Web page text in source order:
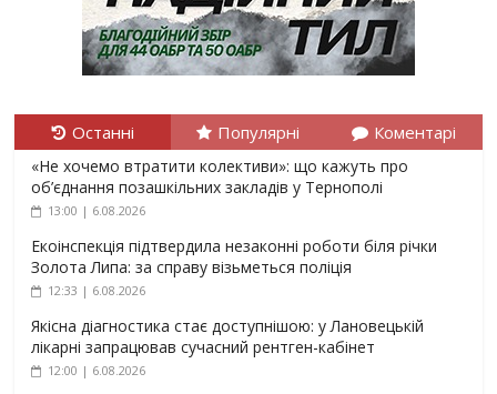
Останні Популярні Коментарі
«Не хочемо втратити колективи»: що кажуть про
об’єднання позашкільних закладів у Тернополі
13:00 | 6.08.2026
Екоінспекція підтвердила незаконні роботи біля річки
Золота Липа: за справу візьметься поліція
12:33 | 6.08.2026
Якісна діагностика стає доступнішою: у Лановецькій
лікарні запрацював сучасний рентген-кабінет
12:00 | 6.08.2026